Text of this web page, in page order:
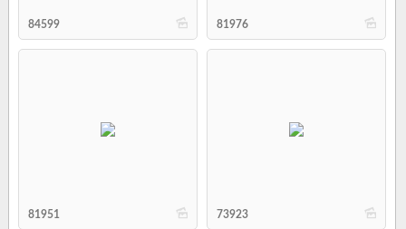
b
84599 b
81976
b
81951 b
73923